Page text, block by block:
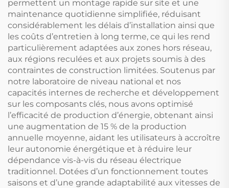
permettent un montage rapide sur site et une
maintenance quotidienne simplifiée, réduisant
considérablement les délais d’installation ainsi que
les coûts d’entretien à long terme, ce qui les rend
particulièrement adaptées aux zones hors réseau,
aux régions reculées et aux projets soumis à des
contraintes de construction limitées. Soutenus par
notre laboratoire de niveau national et nos
capacités internes de recherche et développement
sur les composants clés, nous avons optimisé
l’efficacité de production d’énergie, obtenant ainsi
une augmentation de 15 % de la production
annuelle moyenne, aidant les utilisateurs à accroître
leur autonomie énergétique et à réduire leur
dépendance vis-à-vis du réseau électrique
traditionnel. Dotées d’un fonctionnement toutes
saisons et d’une grande adaptabilité aux vitesses de